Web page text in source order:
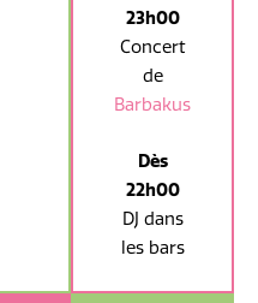
23h00
Concert
de
Barbakus
Dès
22h00
DJ dans
les bars